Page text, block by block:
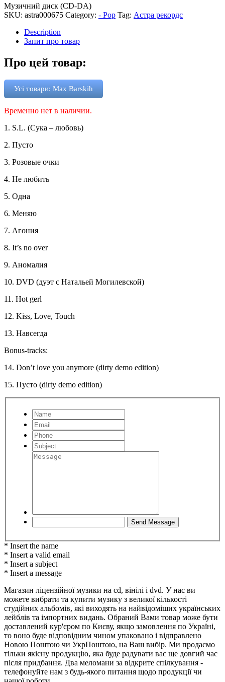
Музичний диск (CD-DA)
SKU: astra000675 Category: - Pop Tag: Астра рекордс
Description
Запит про товар
Про цей товар:
Усі товари: Max Barskih
Временно нет в наличии.
1. S.L. (Сука – любовь)
2. Пусто
3. Розовые очки
4. Не любить
5. Одна
6. Меняю
7. Агония
8. It’s no over
9. Аномалия
10. DVD (дуэт с Натальей Могилевской)
11. Hot gerl
12. Kiss, Love, Touch
13. Навсегда
Bonus-tracks:
14. Don’t love you anymore (dirty demo edition)
15. Пусто (dirty demo edition)
* Insert the name
* Insert a valid email
* Insert a subject
* Insert a message
Магазин ліцензійної музики на cd, вінілі і dvd. У нас ви
можете вибрати та купити музику з великої кількості
студійних альбомів, які виходять на найвідоміших українських
лейблів та імпортних видань. Обраний Вами товар може бути
доставлений кур'єром по Києву, якщо замовлення по Україні,
то воно буде відповідним чином упаковано і відправлено
Новою Поштою чи УкрПоштою, на Ваш вибір. Ми продаємо
тільки якісну продукцію, яка буде радувати вас ще довгий час
після придбання. Два меломани за відкрите спілкування -
телефонуйте нам з будь-якого питання щодо продукції чи